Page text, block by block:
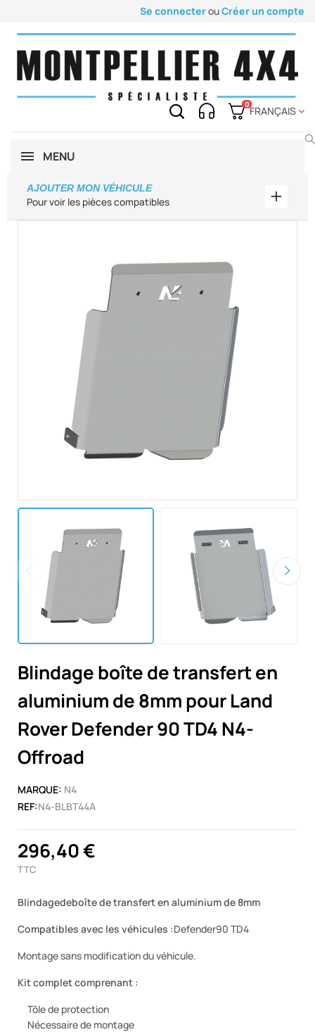
Se connecterouCréer un compte
0
FRANÇAIS
MENU
Pour voir les pièces compatibles
AJOUTER MON VÉHICULE
Blindage boîte de transfert en
aluminium de 8mm pour Land
Rover Defender 90 TD4 N4-
Offroad
MARQUE: N4
REF:N4-BLBT44A
296,40 €
TTC
Blindagedeboîte de transfert en aluminium de 8mm
Compatibles avec les véhicules :Defender90 TD4
Montage sans modification du véhicule.
Kit complet comprenant :
Tôle de protection
Nécessaire de montage